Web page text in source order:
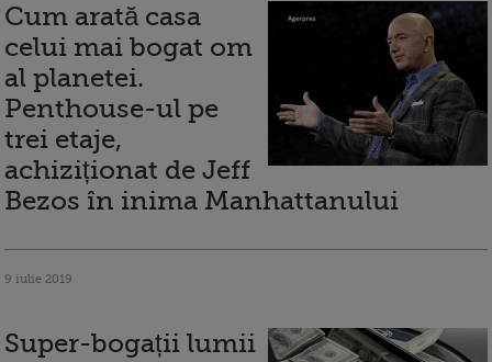
Cum arată casa
celui mai bogat om
al planetei.
Penthouse-ul pe
trei etaje,
achiziționat de Jeff
Bezos în inima Manhattanului
9 iulie 2019
Super-bogații lumii